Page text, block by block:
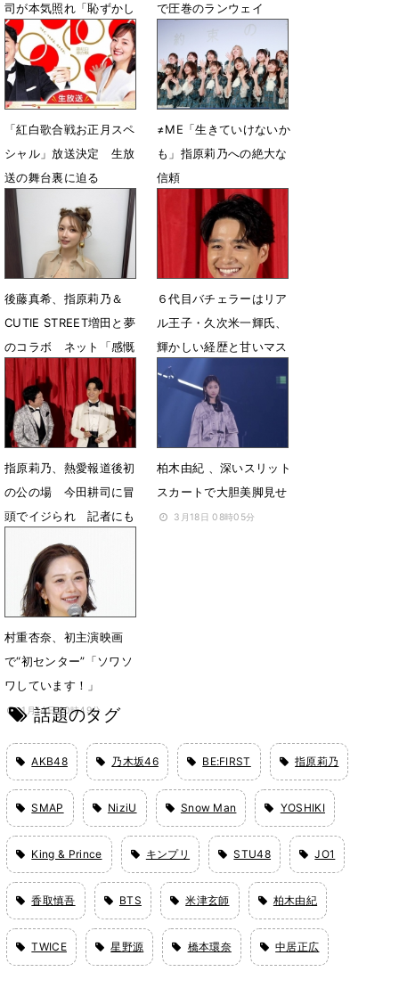
司が本気照れ「恥ずかし
い」
4月30日 15時27分
で圧巻のランウェイ
1月11日 14時17分
「紅白歌合戦お正月スペ
シャル」放送決定 生放
送の舞台裏に迫る
≠ME「生きていけないか
も」指原莉乃への絶大な
信頼
8月23日 18時10分
後藤真希、指原莉乃＆
CUTIE STREET増田と夢
のコラボ ネット「感慨
深い」
6月20日 13時10分
６代目バチェラーはリア
ル王子・久次米一輝氏、
輝かしい経歴と甘いマス
ク
6月4日 08時37分
指原莉乃、熱愛報道後初
の公の場 今田耕司に冒
頭でイジられ 記者にも
直撃される
6月3日 16時03分
柏木由紀 、深いスリット
スカートで大胆美脚見せ
3月18日 08時05分
村重杏奈、初主演映画
で“初センター”「ソワソ
ワしています！」
1月14日 10時49分
話題のタグ
AKB48 乃木坂46 BE:FIRST 指原莉乃
SMAP NiziU Snow Man YOSHIKI
King & Prince キンプリ STU48 JO1
香取慎吾 BTS 米津玄師 柏木由紀
TWICE 星野源 橋本環奈 中居正広